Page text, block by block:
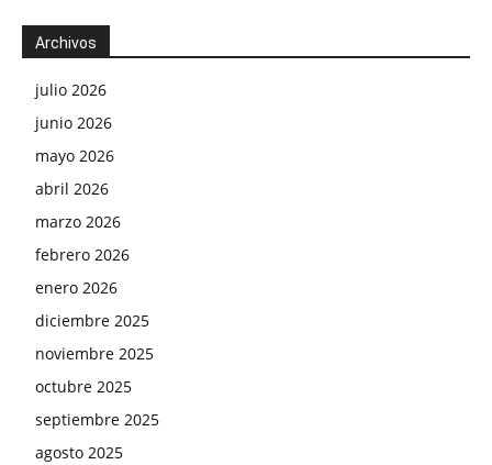
Archivos
julio 2026
junio 2026
mayo 2026
abril 2026
marzo 2026
febrero 2026
enero 2026
diciembre 2025
noviembre 2025
octubre 2025
septiembre 2025
agosto 2025